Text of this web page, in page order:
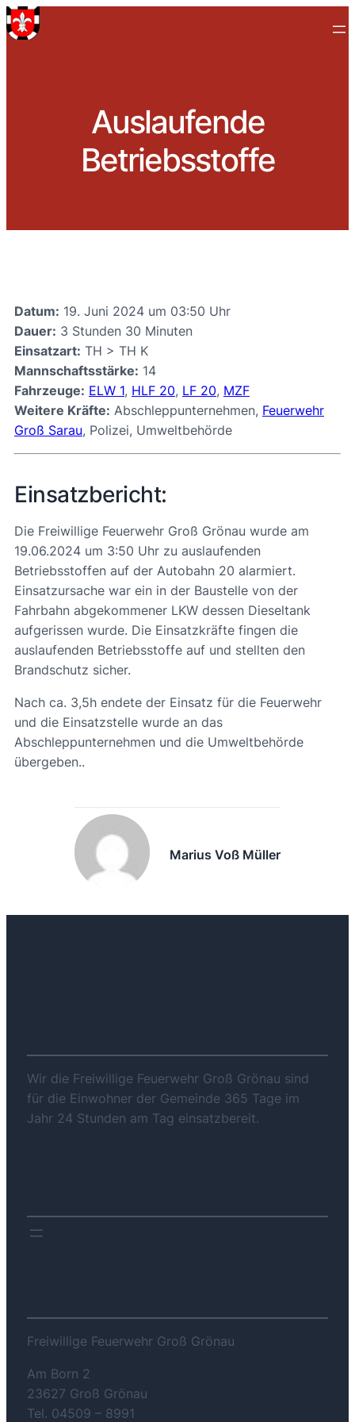
Auslaufende
Betriebsstoffe
Datum: 19. Juni 2024 um 03:50 Uhr
Dauer: 3 Stunden 30 Minuten
Einsatzart: TH > TH K
Mannschaftsstärke: 14
Fahrzeuge: ELW 1, HLF 20, LF 20, MZF
Weitere Kräfte: Abschleppunternehmen, Feuerwehr
Groß Sarau, Polizei, Umweltbehörde
Einsatzbericht:
Die Freiwillige Feuerwehr Groß Grönau wurde am
19.06.2024 um 3:50 Uhr zu auslaufenden
Betriebsstoffen auf der Autobahn 20 alarmiert.
Einsatzursache war ein in der Baustelle von der
Fahrbahn abgekommener LKW dessen Dieseltank
aufgerissen wurde. Die Einsatzkräfte fingen die
auslaufenden Betriebsstoffe auf und stellten den
Brandschutz sicher.
Nach ca. 3,5h endete der Einsatz für die Feuerwehr
und die Einsatzstelle wurde an das
Abschleppunternehmen und die Umweltbehörde
übergeben..
Marius Voß Müller
Wir die Freiwillige Feuerwehr Groß Grönau sind
für die Einwohner der Gemeinde 365 Tage im
Jahr 24 Stunden am Tag einsatzbereit.
Freiwillige Feuerwehr Groß Grönau
Am Born 2
23627 Groß Grönau
Tel. 04509 – 8991